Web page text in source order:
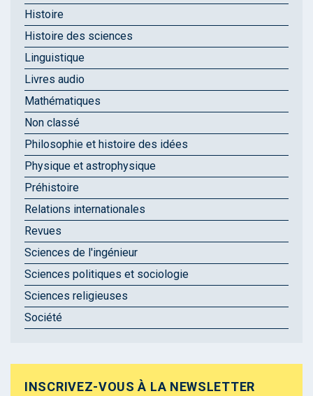
Histoire
Histoire des sciences
Linguistique
Livres audio
Mathématiques
Non classé
Philosophie et histoire des idées
Physique et astrophysique
Préhistoire
Relations internationales
Revues
Sciences de l'ingénieur
Sciences politiques et sociologie
Sciences religieuses
Société
INSCRIVEZ-VOUS À LA NEWSLETTER